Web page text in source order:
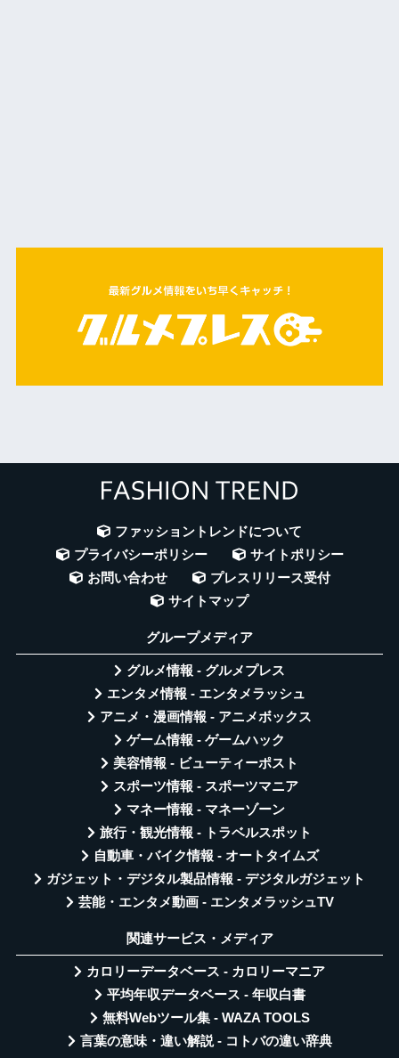
ファッショントレンドについて
プライバシーポリシー
サイトポリシー
お問い合わせ
プレスリリース受付
サイトマップ
グループメディア
グルメ情報 - グルメプレス
エンタメ情報 - エンタメラッシュ
アニメ・漫画情報 - アニメボックス
ゲーム情報 - ゲームハック
美容情報 - ビューティーポスト
スポーツ情報 - スポーツマニア
マネー情報 - マネーゾーン
旅行・観光情報 - トラベルスポット
自動車・バイク情報 - オートタイムズ
ガジェット・デジタル製品情報 - デジタルガジェット
芸能・エンタメ動画 - エンタメラッシュTV
関連サービス・メディア
カロリーデータベース - カロリーマニア
平均年収データベース - 年収白書
無料Webツール集 - WAZA TOOLS
言葉の意味・違い解説 - コトバの違い辞典